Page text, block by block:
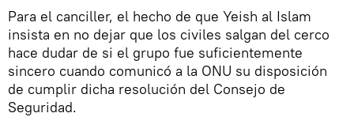
Para el canciller, el hecho de que Yeish al Islam
insista en no dejar que los civiles salgan del cerco
hace dudar de si el grupo fue suficientemente
sincero cuando comunicó a la ONU su disposición
de cumplir dicha resolución del Consejo de
Seguridad.